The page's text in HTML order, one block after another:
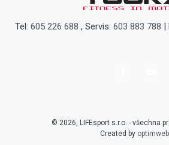
Tel: 605 226 688 , Servis: 603 883 788 |
© 2026, LIFEsport s.r.o. - všechna
Created by optimweb